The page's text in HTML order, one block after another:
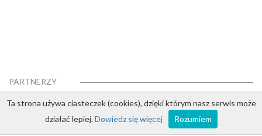
PARTNERZY
Ta strona używa ciasteczek (cookies), dzięki którym nasz serwis może
działać lepiej.Dowiedz się więcej Rozumiem